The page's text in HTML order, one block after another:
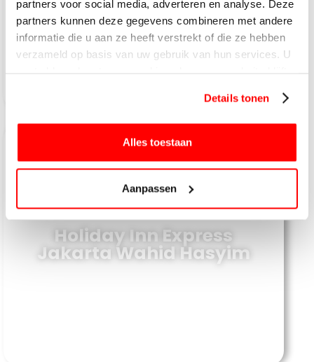
partners voor social media, adverteren en analyse. Deze
partners kunnen deze gegevens combineren met andere
informatie die u aan ze heeft verstrekt of die ze hebben
verzameld op basis van uw gebruik van hun services. U
Details tonen
Alles toestaan
Aanpassen
Holiday Inn Express
Jakarta Wahid Hasyim